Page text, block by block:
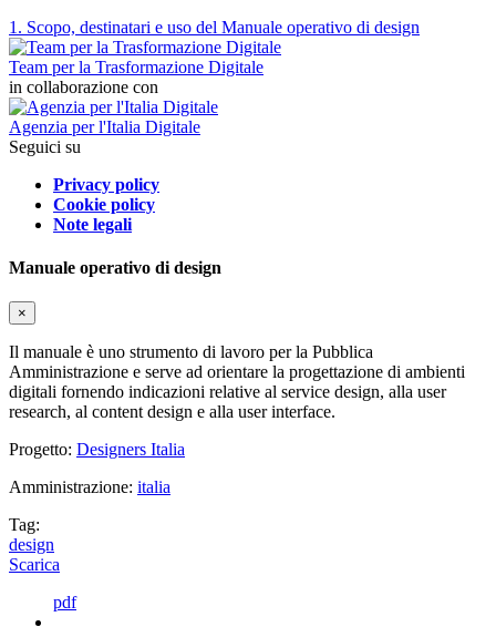
1. Scopo, destinatari e uso del Manuale operativo di design
Team per la Trasformazione Digitale
in collaborazione con
Agenzia per l'Italia Digitale
Seguici su
Privacy policy
Cookie policy
Note legali
Manuale operativo di design
×
Il manuale è uno strumento di lavoro per la Pubblica
Amministrazione e serve ad orientare la progettazione di ambienti
digitali fornendo indicazioni relative al service design, alla user
research, al content design e alla user interface.
Progetto: Designers Italia
Amministrazione: italia
Tag:
design
Scarica
pdf